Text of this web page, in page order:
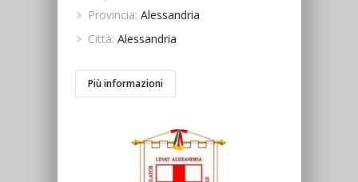
Provincia: Alessandria
Città: Alessandria
Più informazioni